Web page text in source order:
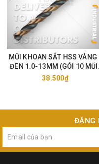
MŨI KHOAN SẮT HSS VÀNG
ĐEN 1.0-13MM (GÓI 10
TOLSEN 75105-33
38.500₫
ĐĂNG